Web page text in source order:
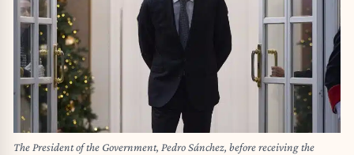
The President of the Government, Pedro Sánchez, before receiving the